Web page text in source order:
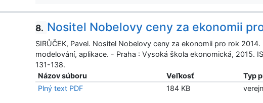
8. Nositel Nobelovy ceny za ekonomii
SIRŮČEK, Pavel. Nositel Nobelovy ceny za ekonomii pro rok
modelování, aplikace. - Praha : Vysoká škola ekonomická, 2015.
131-138.
Názov súboru
Veľkosť
Typ
Plný text PDF
184 KB